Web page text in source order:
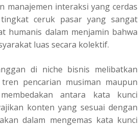
manajemen interaksi yang cerdas
ceruk pasar yang sangat
humanis dalam menjamin bahwa
luas secara kolektif.
di niche bisnis melibatkan
pencarian musiman maupun
antara kata kunci
konten yang sesuai dengan
dalam mengemas kata kunci